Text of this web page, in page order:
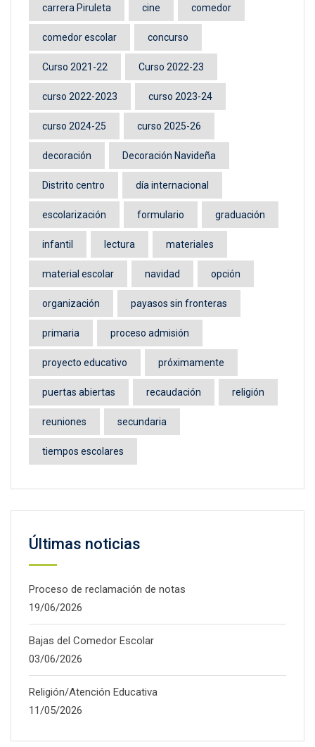
carrera Piruleta cine comedor
comedor escolar concurso
Curso 2021-22 Curso 2022-23
curso 2022-2023 curso 2023-24
curso 2024-25 curso 2025-26
decoración Decoración Navideña
Distrito centro día internacional
escolarización formulario graduación
infantil lectura materiales
material escolar navidad opción
organización payasos sin fronteras
primaria proceso admisión
proyecto educativo próximamente
puertas abiertas recaudación religión
reuniones secundaria
tiempos escolares
Últimas noticias
Proceso de reclamación de notas
19/06/2026
Bajas del Comedor Escolar
03/06/2026
Religión/Atención Educativa
11/05/2026